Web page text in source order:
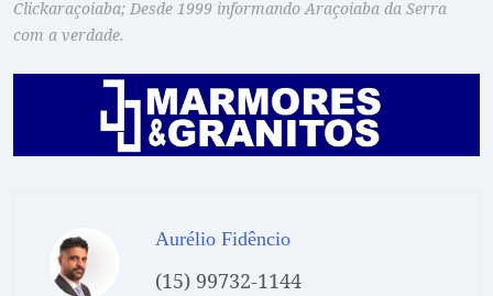
Clickaraçoiaba; Desde 1999 informando Araçoiaba da Serra
com a verdade.
Aurélio Fidêncio
(15) 99732-1144